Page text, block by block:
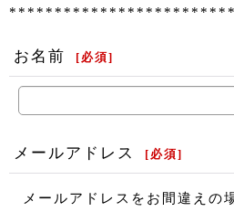
お名前 [ 必須]
メールアドレス [ 必須]
メールアドレスをお間違えの